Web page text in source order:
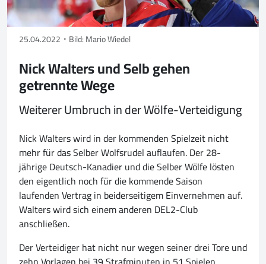
25.04.2022 Bild: Mario Wiedel
Nick Walters und Selb gehen
getrennte Wege
Weiterer Umbruch in der Wölfe-Verteidigung
Nick Walters wird in der kommenden Spielzeit nicht
mehr für das Selber Wolfsrudel auflaufen. Der 28-
jährige Deutsch-Kanadier und die Selber Wölfe lösten
den eigentlich noch für die kommende Saison
laufenden Vertrag in beiderseitigem Einvernehmen auf.
Walters wird sich einem anderen DEL2-Club
anschließen.
Der Verteidiger hat nicht nur wegen seiner drei Tore und